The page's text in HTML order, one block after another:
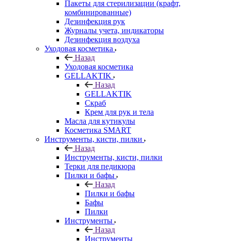
Пакеты для стерилизации (крафт,
комбинированные)
Дезинфекция рук
Журналы учета, индикаторы
Дезинфекция воздуха
Уходовая косметика
Назад
Уходовая косметика
GELLAKTIK
Назад
GELLAKTIK
Скраб
Крем для рук и тела
Масла для кутикулы
Косметика SMART
Инструменты, кисти, пилки
Назад
Инструменты, кисти, пилки
Терки для педикюра
Пилки и бафы
Назад
Пилки и бафы
Бафы
Пилки
Инструменты
Назад
Инструменты